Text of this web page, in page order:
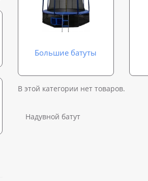
Большие батуты
В этой категории нет товаров.
Надувной батут